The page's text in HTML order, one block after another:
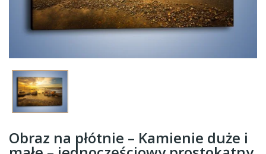
Obraz na płótnie – Kamienie duże i